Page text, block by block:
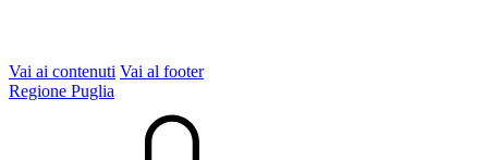
Vai ai contenuti Vai al footer
Regione Puglia